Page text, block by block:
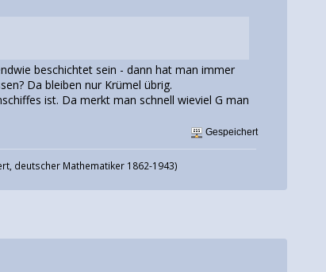
beschichtet sein - dann hat man immer
Da bleiben nur Krümel übrig.
ist. Da merkt man schnell wieviel G man
Gespeichert
deutscher Mathematiker 1862-1943)